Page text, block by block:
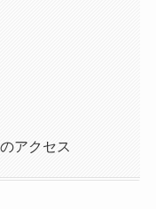
アクセス